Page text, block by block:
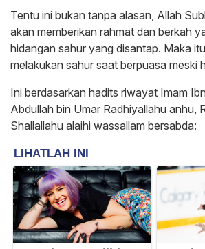
Tentu ini bukan tanpa alasan, Allah
akan memberikan rahmat dan berkah
hidangan sahur yang disantap. Maka
melakukan sahur saat berpuasa meski
Ini berdasarkan hadits riwayat Imam
Abdullah bin Umar Radhiyallahu anhu,
Shallallahu alaihi wassallam bersabda: